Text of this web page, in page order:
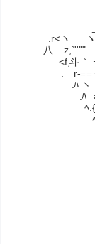
.l!
し .l.
__
.r<ヽ ヽ
..八ゞ
<f,斗｀ ｰ
.ゝr‐== ｲ
.ﾊ ヽ l.l
.ﾊ ：}
ﾍ.{
ﾍ
.ﾍ .ヽ
.ﾑ ,.〕
.`≦
.ﾄ､
.ﾊ.`r-
/.:.}
／
／;;/
Y;;;;／